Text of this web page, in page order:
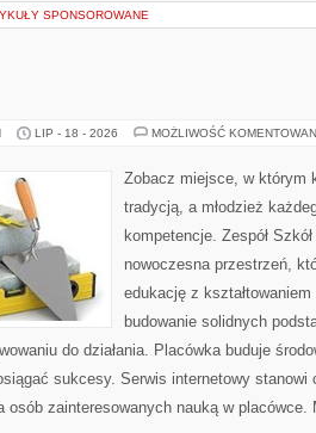
SPONSOROWANE
LIP - 18 - 2026 MOŻLIWOŚĆ
Zobacz miejsce, w którym
tradycją, a młodzież
kompetencje. Zespół
nowoczesna przestrzeń,
edukację z
budowanie solidnych
do działania. Placówka buduje
sukcesy. Serwis internetowy stanowi
osób zainteresowanych nauką w